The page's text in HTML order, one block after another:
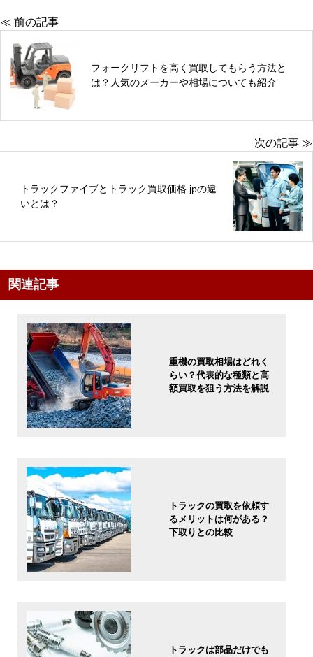
≪ 前の記事
フォークリフトを高く買取してもらう方法と
は？人気のメーカーや相場についても紹介
次の記事 ≫
トラックファイブとトラック買取価格.jpの違
いとは？
関連記事
重機の買取相場はどれく
らい？代表的な種類と高
額買取を狙う方法を解説
トラックの買取を依頼す
るメリットは何がある？
下取りとの比較
トラックは部品だけでも